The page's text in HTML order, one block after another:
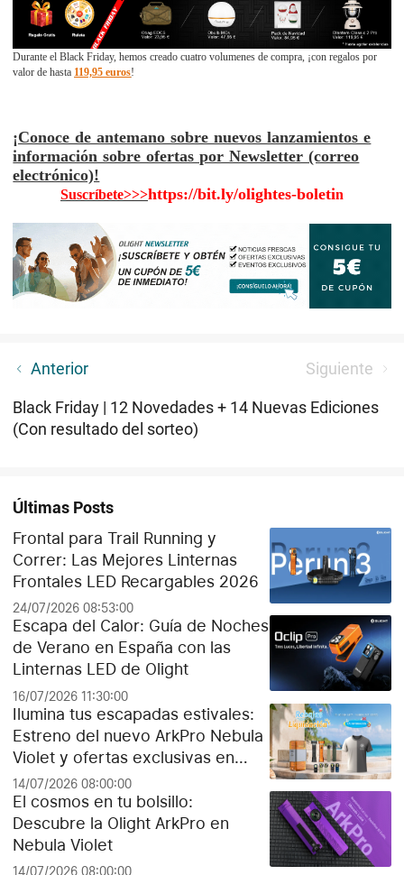
Durante el Black Friday, hemos creado cuatro volumenes de compra, ¡con regalos por
valor de hasta 119,95 euros!
¡Conoce de antemano sobre nuevos lanzamientos e
información sobre ofertas por Newsletter (correo
electrónico)!
Suscríbete>>>https://bit.ly/olightes-boletin
Anterior Siguiente
Marauder Mini - Mini Fiera para Todo
Black Friday | 12 Novedades + 14 Nuevas Ediciones
(Con resultado del sorteo)
Últimas Posts
Frontal para Trail Running y
Correr: Las Mejores Linternas
Frontales LED Recargables 2026
24/07/2026 08:53:00
Escapa del Calor: Guía de Noches
de Verano en España con las
Linternas LED de Olight
16/07/2026 11:30:00
Ilumina tus escapadas estivales:
Estreno del nuevo ArkPro Nebula
Violet y ofertas exclusivas en
Olight España
14/07/2026 08:00:00
El cosmos en tu bolsillo:
Descubre la Olight ArkPro en
Nebula Violet
14/07/2026 08:00:00